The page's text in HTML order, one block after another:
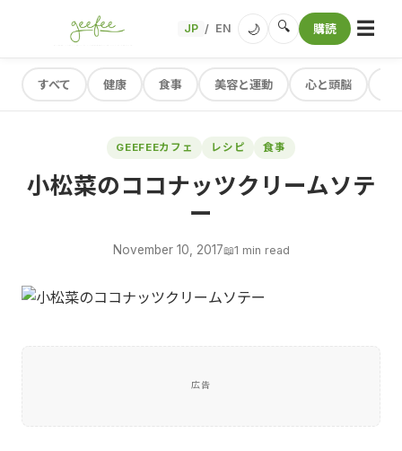
JP / EN 🌙 🔍 購読 ☰
すべて 健康 食事 美容と運動 心と頭脳
GEEFEEカフェ レシピ 食事
小松菜のココナッツクリームソテ
ー
November 10, 2017📖1 min read
広告